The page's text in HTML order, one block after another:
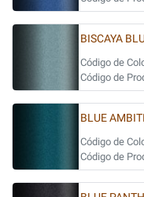
BISCAYA
Código de
Código de
BLUE
Código de
Código de